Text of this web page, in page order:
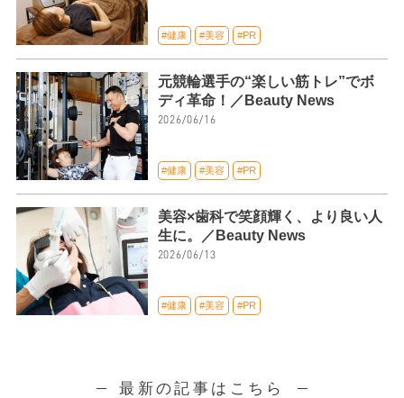
#健康 #美容 #PR
元競輪選手の“楽しい筋トレ”でボ
ディ革命！／Beauty News
2026/06/16
#健康 #美容 #PR
美容×歯科で笑顔輝く、より良い人
生に。／Beauty News
2026/06/13
#健康 #美容 #PR
最新の記事はこちら